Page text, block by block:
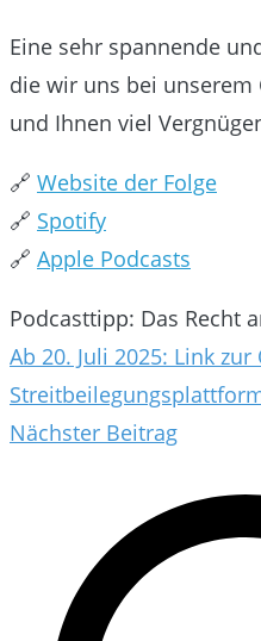
Eine sehr spannende
die wir uns bei unserem
und Ihnen viel
🔗 Website der Folge
🔗 Spotify
🔗 Apple Podcasts
Podcasttipp: Das Recht
Ab 20. Juli 2025: Link zur
Nächster Beitrag